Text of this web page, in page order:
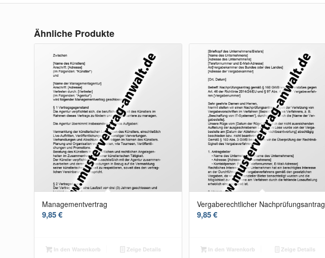
Ähnliche Produkte
Managementvertrag
9,85€
In den Warenkorb Zeige Details
Vergaberechtlicher Nachprüfungsantrag
9,85€
In den Warenkorb Zeige Details